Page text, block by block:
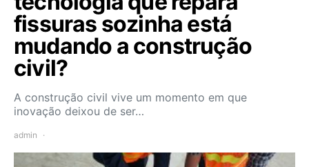
fissuras sozinha está
mudando a construção
civil?
A construção civil vive um momento em que
inovação deixou de ser…
admin